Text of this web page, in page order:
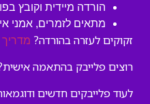
הורדה מיידית וקובץ
מתאים לזמרים, אמני
זקוקים לעזרה בהורדה? מדריך
רוצים פלייבק בהתאמה
לעוד פלייבקים חדשים